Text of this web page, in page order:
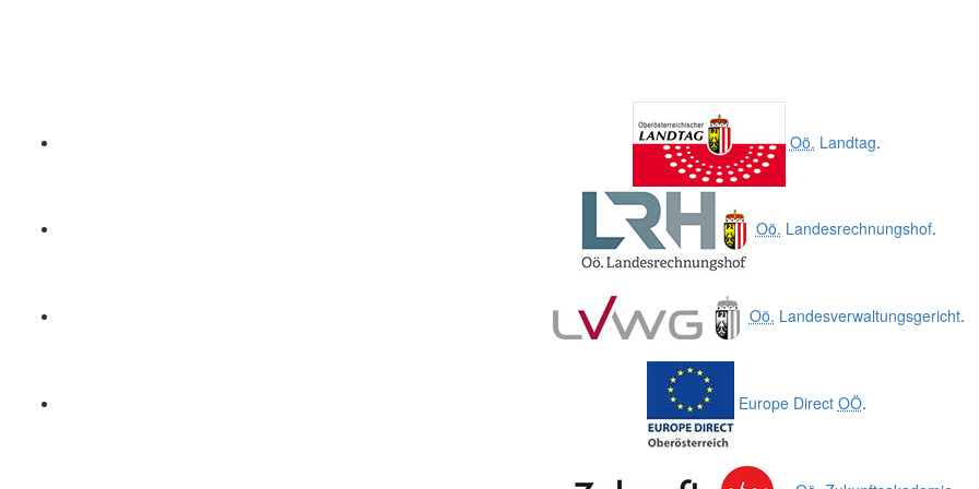
Oö. Landtag.
Oö. Landesrechnungshof.
Oö. Landesverwaltungsgericht.
Europe Direct OÖ.